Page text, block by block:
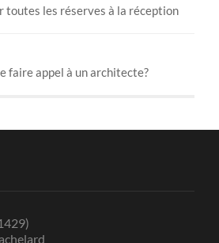
toutes les réserves à la réception
faire appel à un architecte?